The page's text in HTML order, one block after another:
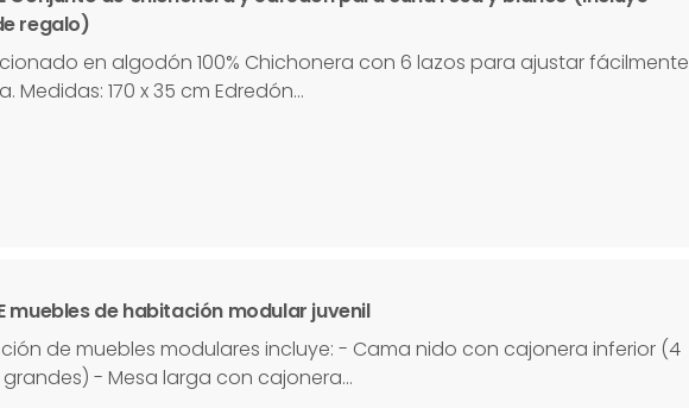
regalo)
en algodón 100% Chichonera con 6 lazos para ajustar fácilmente
Medidas: 170 x 35 cm Edredón…
muebles de habitación modular juvenil
de muebles modulares incluye: - Cama nido con cajonera inferior (4
- Mesa larga con cajonera…